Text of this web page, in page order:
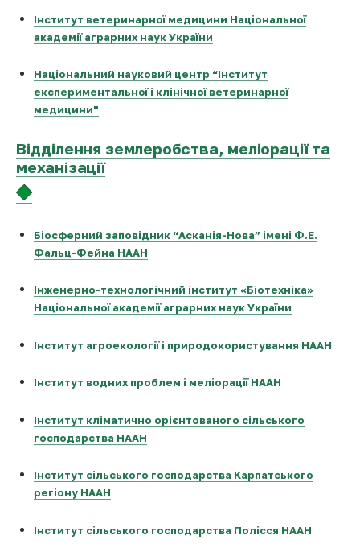
Інститут ветеринарної медицини Національної
академії аграрних наук України
Національний науковий центр “Інститут
експериментальної і клінічної ветеринарної
медицини"
Відділення землеробства, меліорації та
механізації
Біосферний заповідник “Асканія-Нова” імені Ф.Е.
Фальц-Фейна НААН
Інженерно-технологічний інститут «Біотехніка»
Національної академії аграрних наук України
Інститут агроекології і природокористування НААН
Інститут водних проблем і меліорації НААН
Інститут кліматично орієнтованого сільського
господарства НААН
Інститут сільського господарства Карпатського
регіону НААН
Інститут сільського господарства Полісся НААН